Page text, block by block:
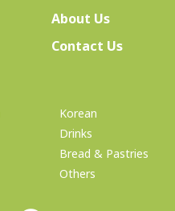
About Us(current)
Contact Us
Korean
Drinks
Bread & Pastries
Others